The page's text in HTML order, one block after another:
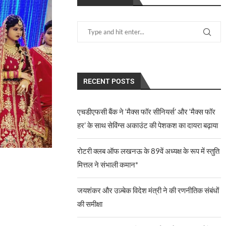
RECENT POSTS
एचडीएफसी बैंक ने ‘मैक्स फॉर सीनियर्स’ और ‘मैक्स फॉर
हर’ के साथ सेविंग्स अकाउंट की पेशकश का दायरा बढ़ाया
रोटरी क्लब ऑफ लखनऊ के 89वें अध्यक्ष के रूप में स्तुति
मित्तल ने संभाली कमान*
जयशंकर और उज़्बेक विदेश मंत्री ने की रणनीतिक संबंधों
की समीक्षा